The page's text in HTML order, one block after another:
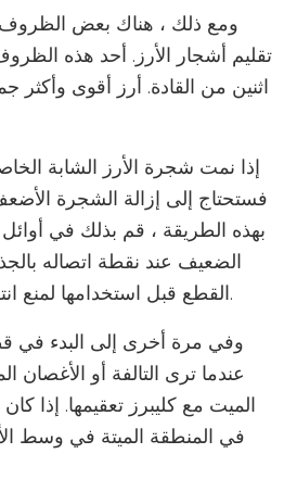
ومع ذلك ، هناك بعض الظروف
تقليم أشجار الأرز. أحد هذه
اثنين من القادة. أرز أقوى وأكثر
إذا نمت شجرة الأرز الشابة
فستحتاج إلى إزالة الشجرة
بهذه الطريقة ، قم بذلك في أوائل
الضعيف عند نقطة اتصاله
القطع قبل استخدامها لمنع انتشار مسببات الأمراض.
وفي مرة أخرى إلى البدء في
عندما ترى التالفة أو الأغصان
الميت مع كليبرز تعقيمها. إذا
في المنطقة الميتة في وسط